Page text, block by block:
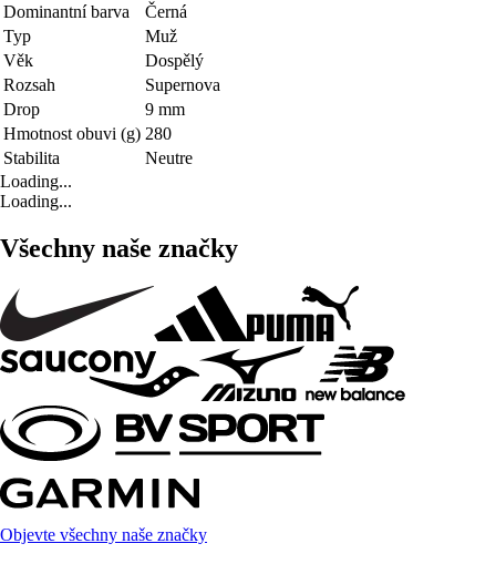
Dominantní barva
Černá
Typ
Muž
Věk
Dospělý
Rozsah
Supernova
Drop
9 mm
Hmotnost obuvi (g) 280
Stabilita
Neutre
Loading...
Loading...
Všechny naše značky
Objevte všechny naše značky